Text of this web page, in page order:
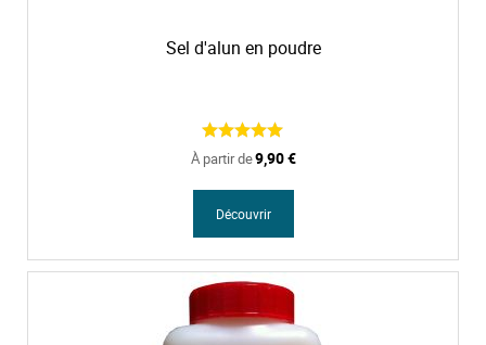
Sel d'alun en poudre
À partir de9,90 €
Découvrir